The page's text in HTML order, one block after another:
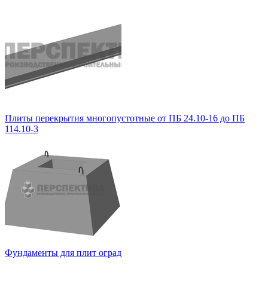
Плиты перекрытия многопустотные от ПБ 24.10-16 до ПБ
114.10-3
Фундаменты для плит оград